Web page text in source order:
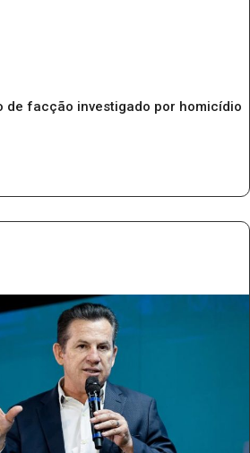
de facção investigado por homicídio